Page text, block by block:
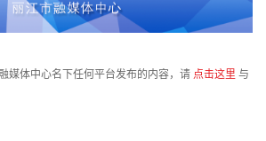
媒体中心名下任何平台发布的内容，请 点击这里 与